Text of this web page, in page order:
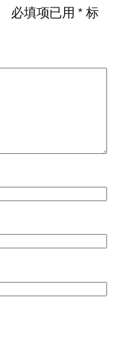
必填项已用*标